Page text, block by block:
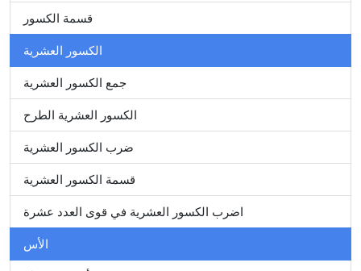
قسمة الكسور
الكسور العشرية
جمع الكسور العشرية
الكسور العشرية الطرح
ضرب الكسور العشرية
قسمة الكسور العشرية
اضرب الكسور العشرية في قوى العدد عشرة
الأس